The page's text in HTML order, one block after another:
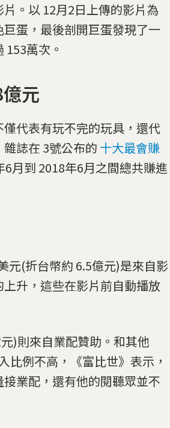
。以 12月2日上傳的影片為
蛋，最後剖開巨蛋發現了一
萬次。
元
代表有玩不完的玩具，還代
誌在 3號公布的 十大最會賺
月到 2018年6月之間總共賺進
元(折台幣約 6.5億元)是來自影
升，這些在影片前自動播放
)則來自業配贊助。和其他
比例不高，《富比世》表示，
業配，還有他的閱聽眾並不